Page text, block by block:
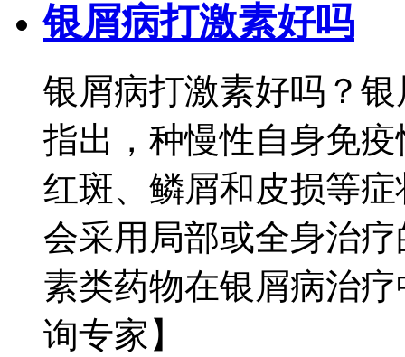
银屑病打激素好吗
银屑病打激素好吗？
指出，种慢性自身免
红斑、鳞屑和皮损等
会采用局部或全身治
素类药物在银屑病治
询专家】